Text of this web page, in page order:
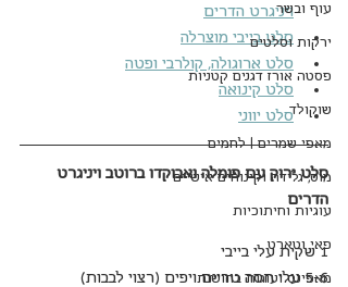
עוף ובשר
ירקות וסלטים
פסטה אורז דגנים קטניות
שוקולד
מאפי שמרים | לחמים
מוס, גלידה וקינוחים אישיים
עוגיות וחיתוכיות
פאי וטארט
מאפינס ועוגות בחושות
ויניגרט הדרים
סלט בייבי מוצרלה
סלט ארוגולה, קולרבי ופטה
סלט קינואה
סלט יווני
סלט ירוק עם פומלה ואבוקדו ברוטב ויניגרט
הדרים
1 שקית עלי בייבי
5-6 עלי חסה טריים ויפים (רצוי לבבות)